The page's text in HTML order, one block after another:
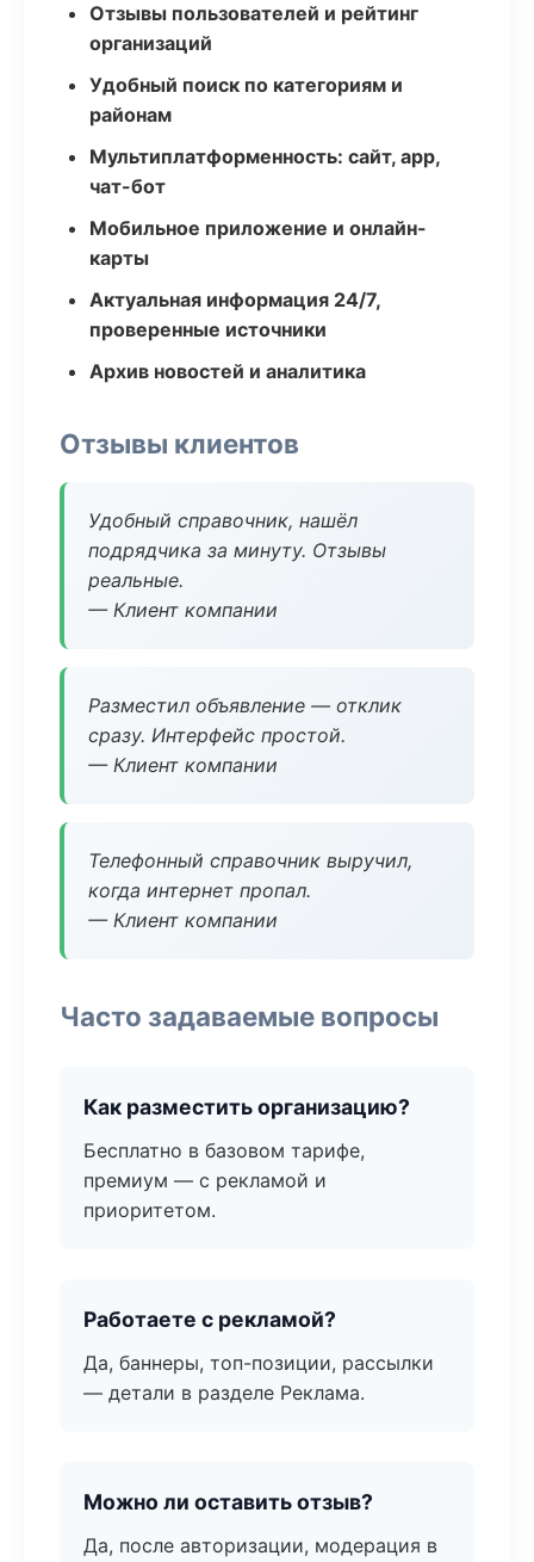
Отзывы пользователей и рейтинг
организаций
Удобный поиск по категориям и
районам
Мультиплатформенность: сайт, app,
чат-бот
Мобильное приложение и онлайн-
карты
Актуальная информация 24/7,
проверенные источники
Архив новостей и аналитика
Отзывы клиентов
Удобный справочник, нашёл
подрядчика за минуту. Отзывы
реальные.
— Клиент компании
Разместил объявление — отклик
сразу. Интерфейс простой.
— Клиент компании
Телефонный справочник выручил,
когда интернет пропал.
— Клиент компании
Часто задаваемые вопросы
Как разместить организацию?
Бесплатно в базовом тарифе,
премиум — с рекламой и
приоритетом.
Работаете с рекламой?
Да, баннеры, топ-позиции, рассылки
— детали в разделе Реклама.
Можно ли оставить отзыв?
Да, после авторизации, модерация в